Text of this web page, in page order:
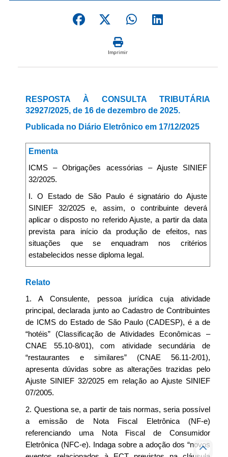
Imprimir
RESPOSTA À CONSULTA TRIBUTÁRIA
32927/2025, de 16 de dezembro de 2025.
Publicada no Diário Eletrônico em 17/12/2025
Ementa
ICMS – Obrigações acessórias – Ajuste SINIEF
32/2025.
I. O Estado de São Paulo é signatário do Ajuste
SINIEF 32/2025 e, assim, o contribuinte deverá
aplicar o disposto no referido Ajuste, a partir da data
prevista para início da produção de efeitos, nas
situações que se enquadram nos critérios
estabelecidos nesse diploma legal.
Relato
1. A Consulente, pessoa jurídica cuja atividade
principal, declarada junto ao Cadastro de Contribuintes
de ICMS do Estado de São Paulo (CADESP), é a de
“hotéis” (Classificação de Atividades Econômicas –
CNAE 55.10-8/01), com atividade secundária de
“restaurantes e similares” (CNAE 56.11-2/01),
apresenta dúvidas sobre as alterações trazidas pelo
Ajuste SINIEF 32/2025 em relação ao Ajuste SINIEF
07/2005.
2. Questiona se, a partir de tais normas, seria possível
a emissão de Nota Fiscal Eletrônica (NF-e)
referenciando uma Nota Fiscal de Consumidor
Eletrônica (NFC-e). Indaga sobre a adoção dos “novos